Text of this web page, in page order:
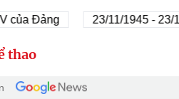
23/11/1945 - 23/11/
thao